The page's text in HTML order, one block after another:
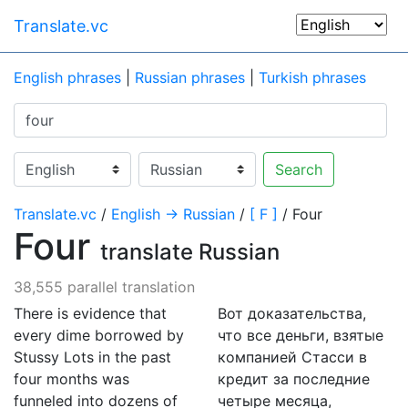
Translate.vc
English phrases Russian phrases Turkish phrases
Search
Translate.vc / English → Russian / [ F ] / Four
Four translate Russian
38,555 parallel translation
There is evidence that
every dime borrowed by
Stussy Lots in the past
four months was
funneled into dozens of
Вот доказательства,
что все деньги, взятые
компанией Стасси в
кредит за последние
четыре месяца,